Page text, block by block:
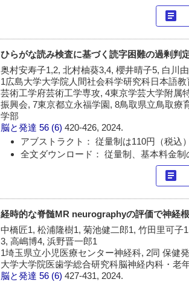
article
ひらがな読み検査に基づく読字困難の過剰判
奥村安寿子1,2, 北村柚葵3,4, 櫻井晴子5, 白川
1広島大学大学院人間社会科学研究科日本語
芸術工学府芸術工学専攻, 4東京学芸大学附属
振興会, 7東京都立永福学園, 8鳥取県立鳥取療
学部
脳と発達 56 (6)420-426, 2024.
アブストラクト： 従量制は110円（税込
全文ダウンロード： 従量制、基本料金制
article
経時的な脊髄MR neurographyの評価で神経
中橋匠1, 松浦隆樹1, 菊池健二郎1, 竹田里可
3, 高嶋博4, 浜野晋一郎1
1埼玉県立小児医療センター神経科, 2同 保健
大学大学院医歯学総合研究科脳神経内科・老
脳と発達 56 (6)427-431, 2024.